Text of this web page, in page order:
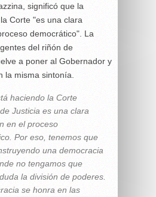
significó que la
Corte "es una clara
democrático". La
del riñón de
a poner al Gobernador y
la misma sintonía.
haciendo la Corte
Justicia es una clara
en el proceso
Por eso, tenemos que
una democracia
no tengamos que
la división de poderes.
se honra en las